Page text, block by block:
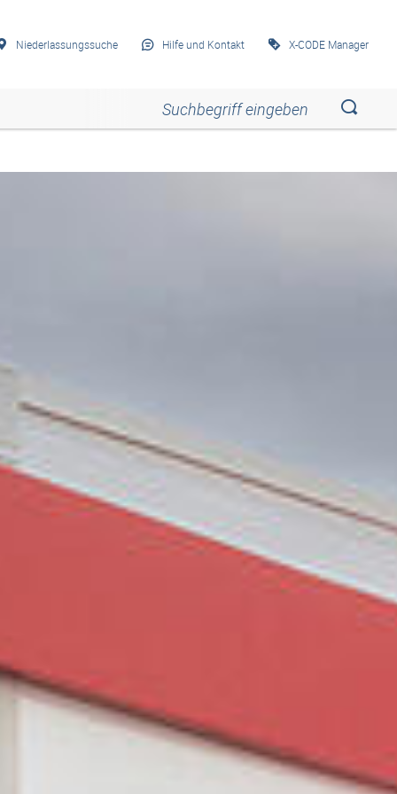
Niederlassungssuche Hilfe und Kontakt X-CODE Manager